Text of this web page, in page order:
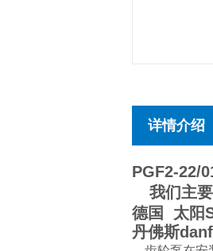
详情介绍
PGF2-22/
我们主
德国 太阳
丹佛斯